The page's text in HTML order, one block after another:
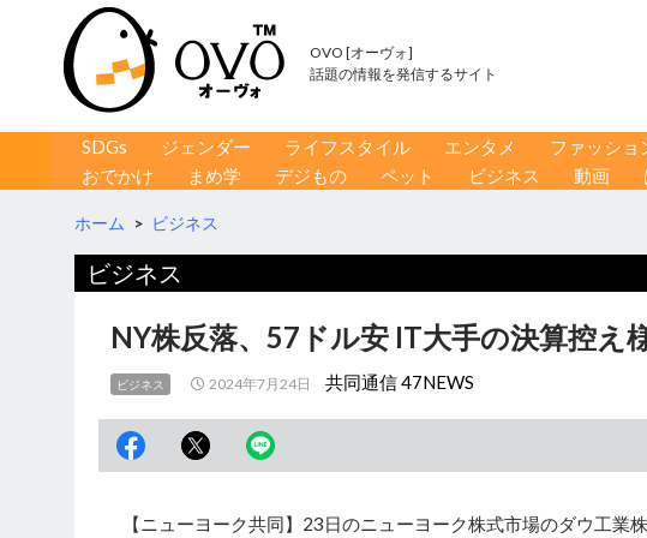
OVO [オーヴォ]
話題の情報を発信するサイト
コンテンツへ移動
SDGs ジェンダー ライフスタイル エンタメ ファッショ
おでかけ
まめ学 デジもの ペット ビジネス 動画
ホーム > ビジネス
ビジネス
NY株反落、57ドル安 IT大手の決算控え
ビジネス 2024年7月24日 共同通信 47NEWS
【ニューヨーク共同】23日のニューヨーク株式市場のダウ工